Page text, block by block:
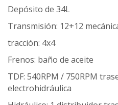
Depósito de 34L
Transmisión: 12+12
tracción: 4x4
Frenos: baño de aceite
TDF: 540RPM / 750RPM
electrohidráulica